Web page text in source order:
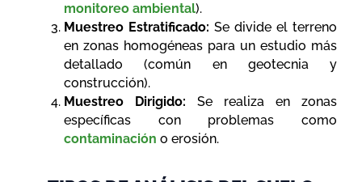
monitoreo ambiental).
Muestreo Estratificado: Se divide el terreno
en zonas homogéneas para un estudio más
detallado (común en geotecnia y
construcción).
Muestreo Dirigido: Se realiza en zonas
específicas con problemas como
contaminación o erosión.